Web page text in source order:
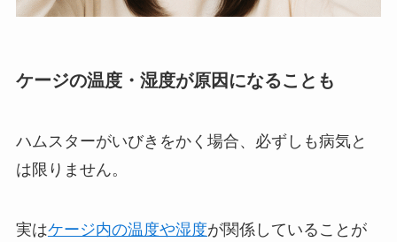
ケージの温度・湿度が原因になることも
ハムスターがいびきをかく場合、必ずしも病気と
は限りません。
実はケージ内の温度や湿度が関係していることが